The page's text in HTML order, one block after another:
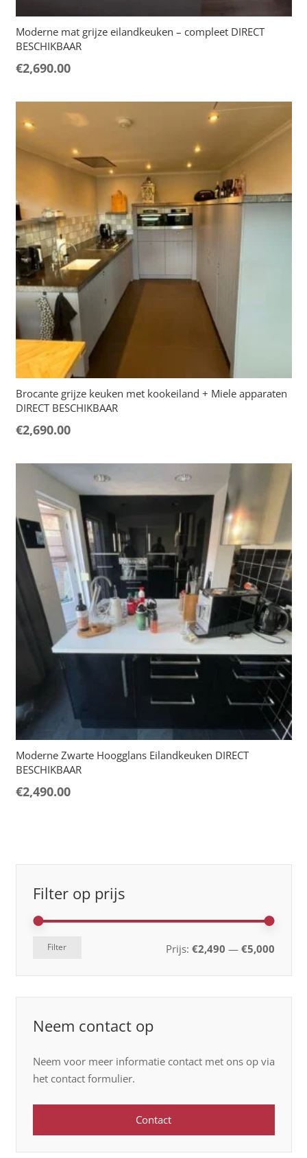
Moderne mat grijze eilandkeuken – compleet DIRECT
BESCHIKBAAR
€2,690.00
Brocante grijze keuken met kookeiland + Miele apparaten
DIRECT BESCHIKBAAR
€2,690.00
Moderne Zwarte Hoogglans Eilandkeuken DIRECT
BESCHIKBAAR
€2,490.00
Filter op prijs
Filter Prijs: €2,490 — €5,000
Neem contact op
Neem voor meer informatie contact met ons op via
het contact formulier.
Contact